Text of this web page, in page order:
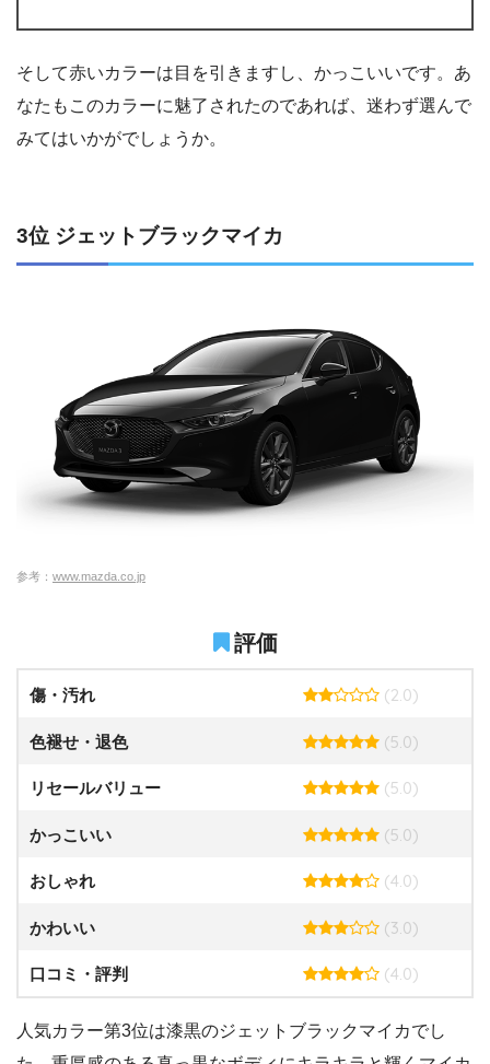
そして赤いカラーは目を引きますし、かっこいいです。あ
なたもこのカラーに魅了されたのであれば、迷わず選んで
みてはいかがでしょうか。
3位 ジェットブラックマイカ
参考： www.mazda.co.jp
評価
傷・汚れ (2.0)
色褪せ・退色 (5.0)
リセールバリュー (5.0)
かっこいい (5.0)
おしゃれ (4.0)
かわいい (3.0)
口コミ・評判 (4.0)
人気カラー第3位は漆黒のジェットブラックマイカでし